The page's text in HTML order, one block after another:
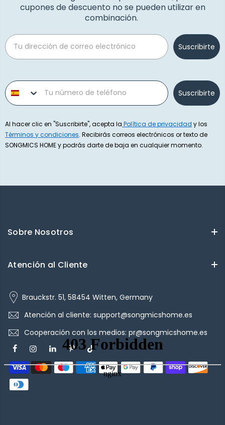
cupones de descuento no se pueden utilizar en
combinación.
Email
Suscribirte
Phone number
Suscribirte
Al hacer clic en "Suscribirte", acepta la Política de privacidad y los
Términos y condiciones. Recibirás correos electrónicos or texto de
SONGMICS HOME y podrás darte de baja en cualquier momento.
Sobre Nosotros
Atención al Cliente
Brauckstr. 51, 58454 Witten, Germany
Atención al cliente: support@songmicshome.es
Cooperación con los medios: pr@songmicshome.es